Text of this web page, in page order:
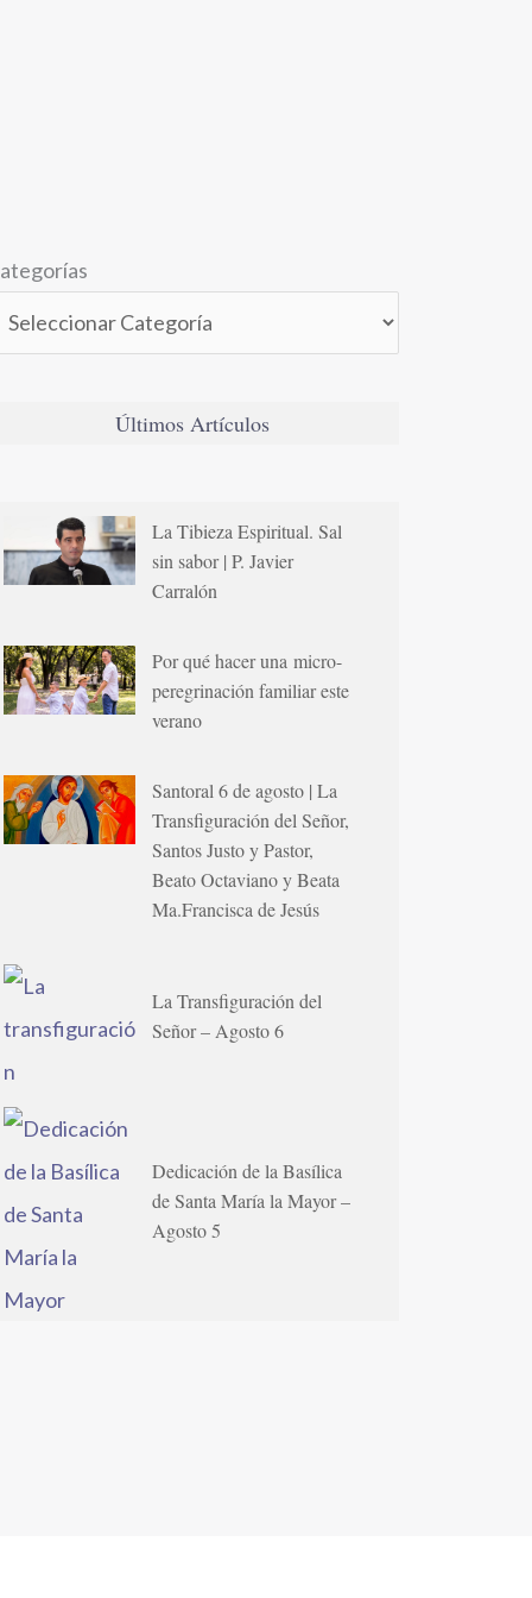
Últimos Artículos
La Tibieza Espiritual. Sal
sin sabor | P. Javier
Carralón
Por qué hacer una micro-
peregrinación familiar este
verano
Santoral 6 de agosto | La
Transfiguración del Señor,
Santos Justo y Pastor,
Beato Octaviano y Beata
Ma.Francisca de Jesús
La Transfiguración del
Señor – Agosto 6
Dedicación de la Basílica
de Santa María la Mayor –
Agosto 5